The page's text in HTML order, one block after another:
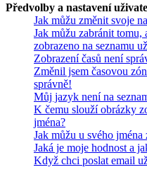
Předvolby a nastavení
Jak můžu změnit svoje
Jak můžu zabránit
zobrazeno na seznamu
Zobrazení časů není
Změnil jsem časovou
správně!
Můj jazyk není na
K čemu slouží obrázky
jména?
Jak můžu u svého jména
Jaká je moje hodnost a
Když chci poslat email